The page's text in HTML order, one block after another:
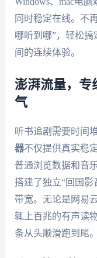
同时稳定在线。不
哪听到哪”，轻松
间的连续体验。
澎湃流量，专
气
听书追剧需要时间
器不仅提供真实稳
普通浏览数据和音
搭建了独立“回国影
带宽。无论是网易
辄上百兆的有声读
条从头顺滑跑到尾。